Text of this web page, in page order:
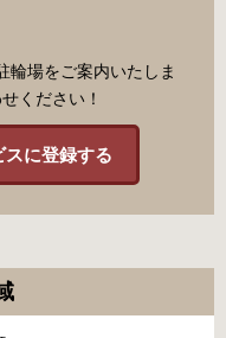
輪場をご案内いたしま
ください！
スに登録する